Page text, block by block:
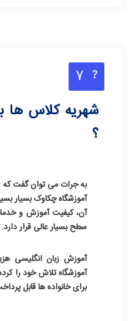
7
شهریه کلاس
؟
به جرات می توان گفت که
آموزشگاه چکاوک بسیار
آن، کیفیت آموزش و
سطح بسیار عالی قرار دارد.
آموزش زبان انگلیسی
آموزشگاه تلاش خود را
برای خانواده ها قابل